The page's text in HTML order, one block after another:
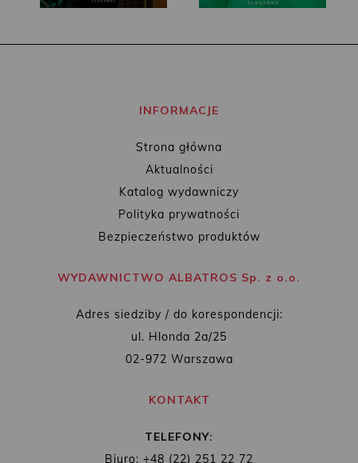
INFORMACJE
Strona główna
Aktualności
Katalog wydawniczy
Polityka prywatności
Bezpieczeństwo produktów
WYDAWNICTWO ALBATROS Sp. z o.o.
Adres siedziby / do korespondencji:
ul. Hlonda 2a/25
02-972 Warszawa
KONTAKT
TELEFONY:
Biuro: +48 (22) 251 22 72